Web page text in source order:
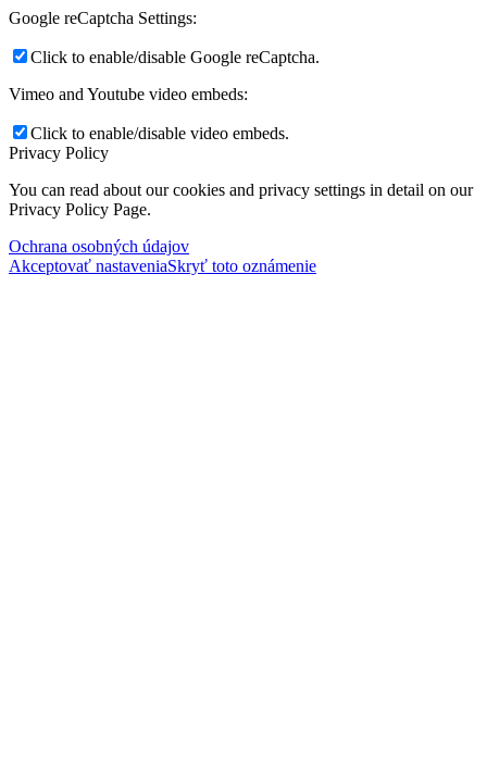
Google reCaptcha Settings:
Click to enable/disable Google reCaptcha.
Vimeo and Youtube video embeds:
Click to enable/disable video embeds.
Privacy Policy
You can read about our cookies and privacy settings in detail on our
Privacy Policy Page.
Ochrana osobných údajov
Akceptovať nastaveniaSkryť toto oznámenie